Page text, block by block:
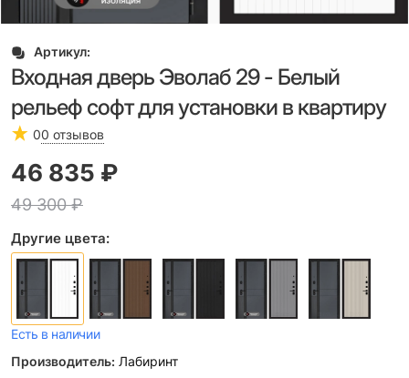
Артикул:
Входная дверь Эволаб 29 - Белый
рельеф софт для установки в квартиру
00 отзывов
49 300 ₽
46 835 ₽
Другие цвета:
Есть в наличии
Производитель: Лабиринт